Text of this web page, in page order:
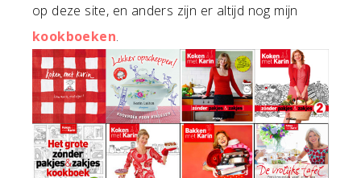
op deze site, en anders zijn er altijd nog mijn
kookboeken.